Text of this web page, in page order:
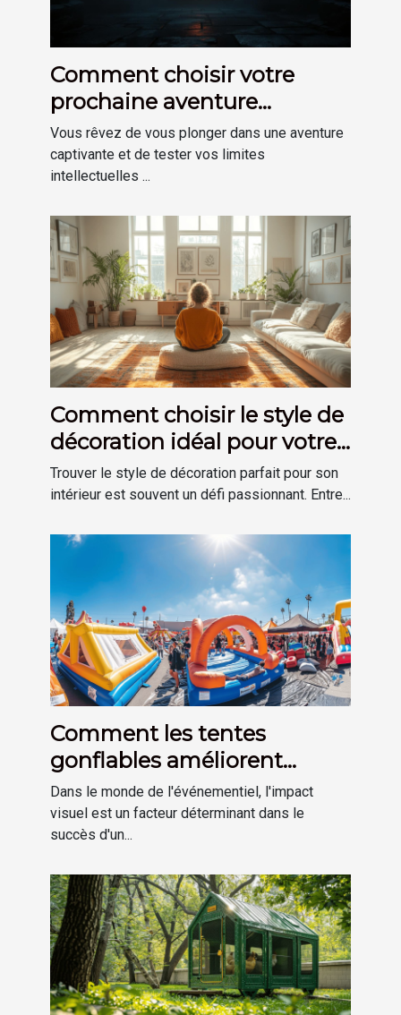
Comment choisir votre
prochaine aventure
d'escape game immersive
Vous rêvez de vous plonger dans une aventure
captivante et de tester vos limites
intellectuelles ...
Comment choisir le style de
décoration idéal pour votre
maison
Trouver le style de décoration parfait pour son
intérieur est souvent un défi passionnant. Entre...
Comment les tentes
gonflables améliorent
l'impact visuel des
événements
Dans le monde de l'événementiel, l'impact
visuel est un facteur déterminant dans le
succès d'un...